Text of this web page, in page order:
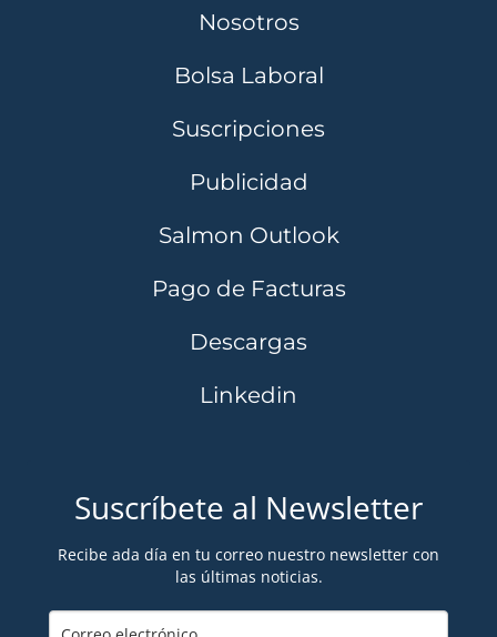
Nosotros
Bolsa Laboral
Suscripciones
Publicidad
Salmon Outlook
Pago de Facturas
Descargas
Linkedin
Suscríbete al Newsletter
Recibe ada día en tu correo nuestro newsletter con
las últimas noticias.